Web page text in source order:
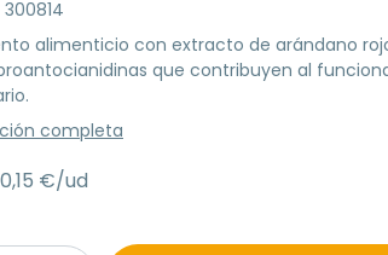
alimenticio con extracto de arándano
que contribuyen al
completa
0,15 €/ud